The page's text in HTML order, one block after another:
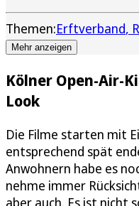
Themen:Erftverband
Mehr anzeigen
Kölner Open-Air-
Look
Die Filme starten mit
entsprechend spät
Anwohnern habe es
nehme immer
aber auch. Es ist nicht